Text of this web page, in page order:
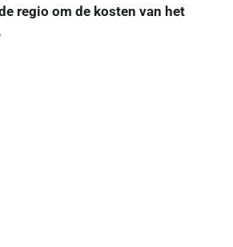
regio om de kosten van het